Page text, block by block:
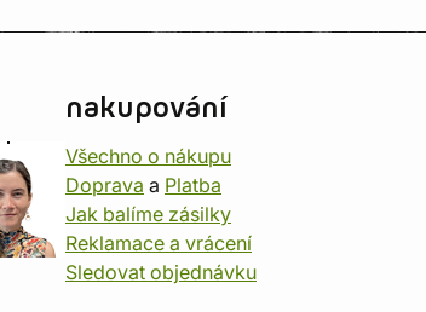
nakupování
Všechno o nákupu
Doprava a Platba
Jak balíme zásilky
Reklamace a vrácení
Sledovat objednávku